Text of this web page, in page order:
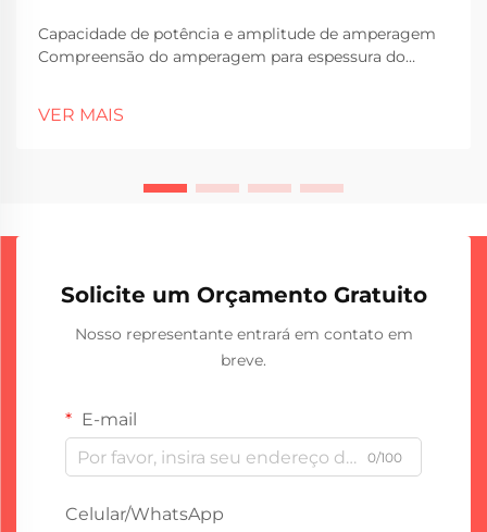
Capacidade de potência e amplitude de amperagem
Compreensão do amperagem para espessura do
um papel importante no que realmente funciona
VER MAIS
Solicite um Orçamento Gratuito
Nosso representante entrará em contato em
breve.
E-mail
0/100
Celular/WhatsApp